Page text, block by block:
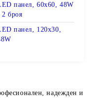
панел, 60х60, 48W
2 броя
панел, 120х30,
надежден и